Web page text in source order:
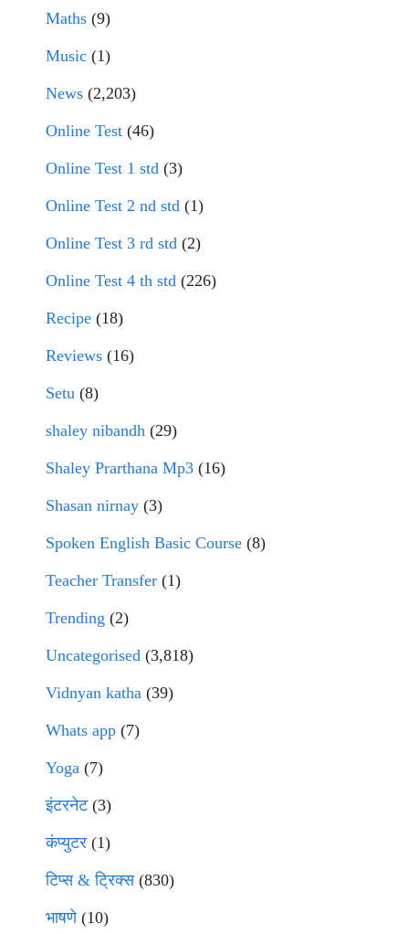
Maths (9)
Music (1)
News (2,203)
Online Test (46)
Online Test 1 std (3)
Online Test 2 nd std (1)
Online Test 3 rd std (2)
Online Test 4 th std (226)
Recipe (18)
Reviews (16)
Setu (8)
shaley nibandh (29)
Shaley Prarthana Mp3 (16)
Shasan nirnay (3)
Spoken English Basic Course (8)
Teacher Transfer (1)
Trending (2)
Uncategorised (3,818)
Vidnyan katha (39)
Whats app (7)
Yoga (7)
इंटरनेट(3)
कंप्युटर (1)
टिप्स & ट्रिक्स(830)
भाषणे(10)